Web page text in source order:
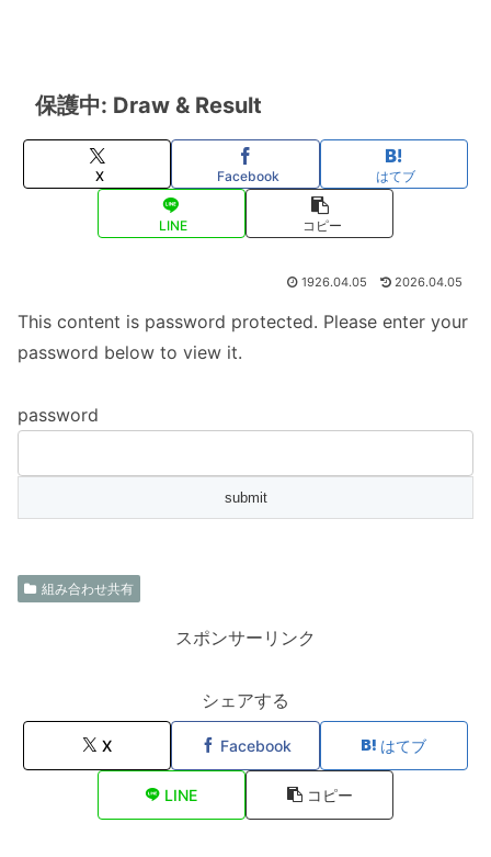
保護中: Draw & Result
X Facebook はてブ
LINE コピー
1926.04.05 2026.04.05
This content is password protected. Please enter your
password below to view it.
password
組み合わせ共有
スポンサーリンク
シェアする
X Facebook はてブ
LINE コピー